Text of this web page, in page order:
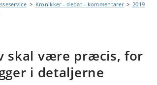
Kronikker - debat - kommentarer
2019
skal være præcis, for
i detaljerne